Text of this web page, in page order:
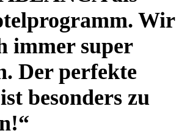
Wir
immer super
Der perfekte
besonders zu